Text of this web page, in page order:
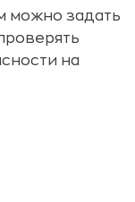
можно задать
на